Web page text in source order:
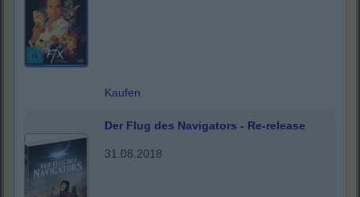
Kaufen
Der Flug des Navigators - Re-release
31.08.2018